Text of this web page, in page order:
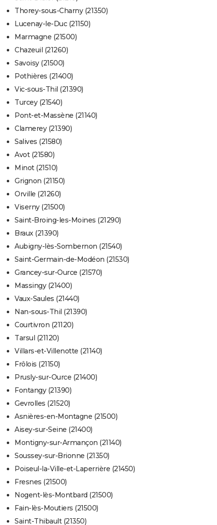
Thorey-sous-Charny (21350)
Lucenay-le-Duc (21150)
Marmagne (21500)
Chazeuil (21260)
Savoisy (21500)
Pothières (21400)
Vic-sous-Thil (21390)
Turcey (21540)
Pont-et-Massène (21140)
Clamerey (21390)
Salives (21580)
Avot (21580)
Minot (21510)
Grignon (21150)
Orville (21260)
Viserny (21500)
Saint-Broing-les-Moines (21290)
Braux (21390)
Aubigny-lès-Sombernon (21540)
Saint-Germain-de-Modéon (21530)
Grancey-sur-Ource (21570)
Massingy (21400)
Vaux-Saules (21440)
Nan-sous-Thil (21390)
Courtivron (21120)
Tarsul (21120)
Villars-et-Villenotte (21140)
Frôlois (21150)
Prusly-sur-Ource (21400)
Fontangy (21390)
Gevrolles (21520)
Asnières-en-Montagne (21500)
Aisey-sur-Seine (21400)
Montigny-sur-Armançon (21140)
Soussey-sur-Brionne (21350)
Poiseul-la-Ville-et-Laperrière (21450)
Fresnes (21500)
Nogent-lès-Montbard (21500)
Fain-lès-Moutiers (21500)
Saint-Thibault (21350)